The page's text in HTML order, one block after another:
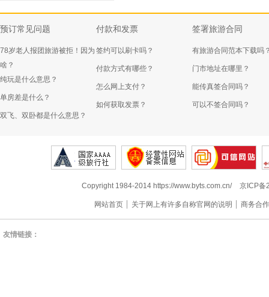
预订常见问题
78岁老人报团旅游被拒！因为
啥？
纯玩是什么意思？
单房差是什么？
双飞、双卧都是什么意思？
付款和发票
签约可以刷卡吗？
付款方式有哪些？
怎么网上支付？
如何获取发票？
签署旅游合同
有旅游合同范本下载吗
门市地址在哪里？
能传真签合同吗？
可以不签合同吗？
Copyright 1984-2014 https://www.byts.com.cn/ 京ICP备
网站首页 关于网上有许多自称官网的说明 商务合
友情链接：